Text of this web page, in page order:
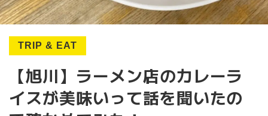
TRIP & EAT
【旭川】ラーメン店のカレーラ
イスが美味いって話を聞いたの